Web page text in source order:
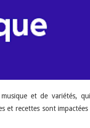
et de variétés,
et recettes sont impactées